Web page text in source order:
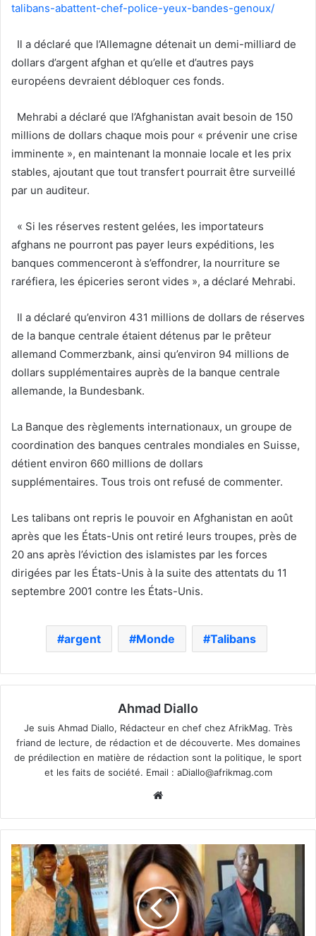
talibans-abattent-chef-police-yeux-bandes-genoux/
Il a déclaré que l’Allemagne détenait un demi-milliard de
dollars d’argent afghan et qu’elle et d’autres pays
européens devraient débloquer ces fonds.
Mehrabi a déclaré que l’Afghanistan avait besoin de 150
millions de dollars chaque mois pour « prévenir une crise
imminente », en maintenant la monnaie locale et les prix
stables, ajoutant que tout transfert pourrait être surveillé
par un auditeur.
« Si les réserves restent gelées, les importateurs
afghans ne pourront pas payer leurs expéditions, les
banques commenceront à s’effondrer, la nourriture se
raréfiera, les épiceries seront vides », a déclaré Mehrabi.
Il a déclaré qu’environ 431 millions de dollars de réserves
de la banque centrale étaient détenus par le prêteur
allemand Commerzbank, ainsi qu’environ 94 millions de
dollars supplémentaires auprès de la banque centrale
allemande, la Bundesbank.
La Banque des règlements internationaux, un groupe de
coordination des banques centrales mondiales en Suisse,
détient environ 660 millions de dollars
supplémentaires. Tous trois ont refusé de commenter.
Les talibans ont repris le pouvoir en Afghanistan en août
après que les États-Unis ont retiré leurs troupes, près de
20 ans après l’éviction des islamistes par les forces
dirigées par les États-Unis à la suite des attentats du 11
septembre 2001 contre les États-Unis.
argent Monde Talibans
Ahmad Diallo
Je suis Ahmad Diallo, Rédacteur en chef chez AfrikMag. Très
friand de lecture, de rédaction et de découverte. Mes domaines
de prédilection en matière de rédaction sont la politique, le sport
et les faits de société. Email : aDiallo@afrikmag.com